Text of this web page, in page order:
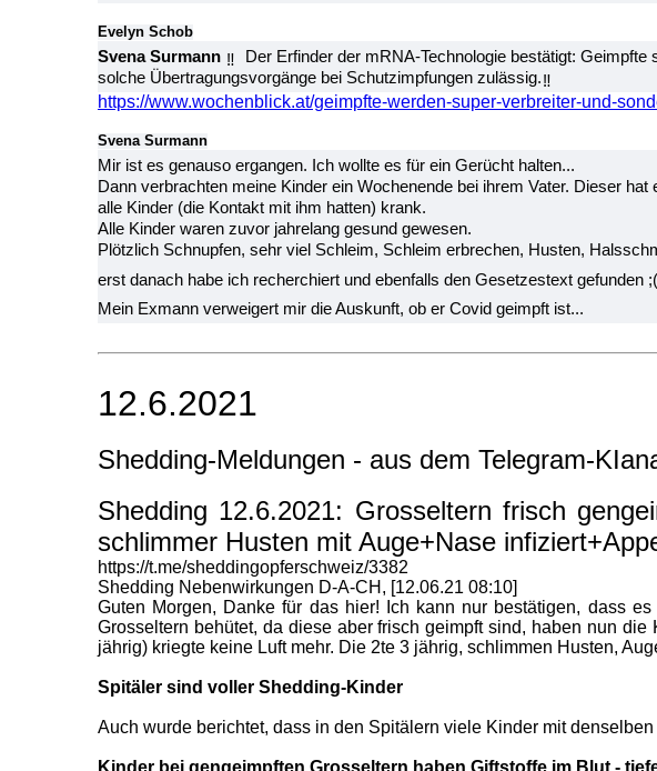
Evelyn Schob
Svena Surmann
Der Erfinder der mRNA-Technologie bestätigt:
solche Übertragungsvorgänge bei Schutzimpfungen zulässig.
https://www.wochenblick.at/geimpfte-werden-super-verbreiter-und-
Svena Surmann
Mir ist es genauso ergangen. Ich wollte es für ein Gerücht halten...
Dann verbrachten meine Kinder ein Wochenende bei ihrem Vater. Dieser
alle Kinder (die Kontakt mit ihm hatten) krank.
Alle Kinder waren zuvor jahrelang gesund gewesen.
Plötzlich Schnupfen, sehr viel Schleim, Schleim erbrechen, Husten,
erst danach habe ich recherchiert und ebenfalls den Gesetzestext gefunden ;(
Mein Exmann verweigert mir die Auskunft, ob er Covid geimpft ist...
12.6.2021
Shedding-Meldungen - aus dem Telegram-
Shedding 12.6.2021: Grosseltern frisch
schlimmer Husten mit Auge+Nase
https://t.me/sheddingopferschweiz/3382
Shedding Nebenwirkungen D-A-CH, [12.06.21 08:10]
Guten Morgen, Danke für das hier! Ich kann nur bestätigen, dass
Grosseltern behütet, da diese aber frisch geimpft sind, haben nun
jährig) kriegte keine Luft mehr. Die 2te 3 jährig, schlimmen Husten,
Spitäler sind voller Shedding-Kinder
Auch wurde berichtet, dass in den Spitälern viele Kinder mit
Kinder bei gengeimpften Grosseltern haben Giftstoffe im Blut -